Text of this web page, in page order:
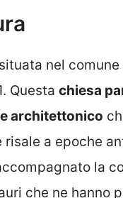
nel comune
Questa chiesa
architettonico
a epoche
la
che ne hanno